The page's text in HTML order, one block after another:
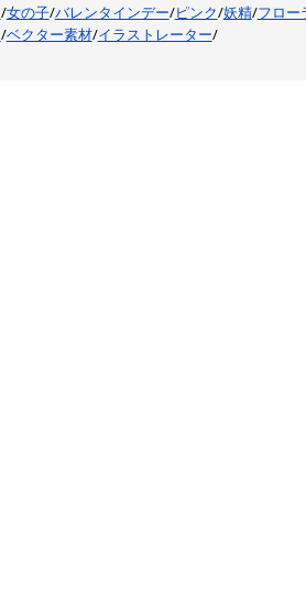
/女の子/バレンタインデー/ピンク/妖精/フロー
/ベクター素材/イラストレーター/